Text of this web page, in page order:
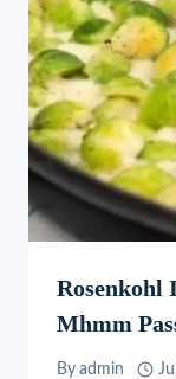
Rosenkohl
Mhmm
By admin